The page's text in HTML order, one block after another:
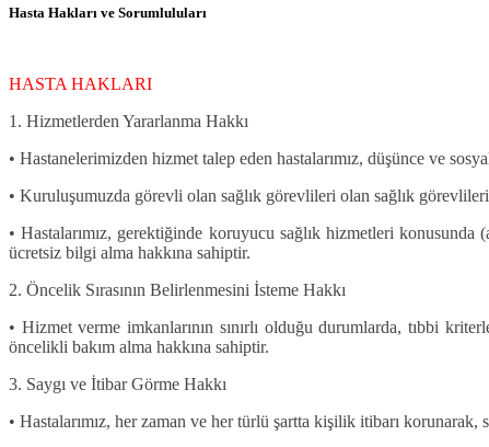
Hasta Hakları ve Sorumluluları
HASTA HAKLARI
1. Hizmetlerden Yararlanma Hakkı
• Hastanelerimizden hizmet talep eden hastalarımız, düşünce ve
• Kuruluşumuzda görevli olan sağlık görevlileri olan sağlık
• Hastalarımız, gerektiğinde koruyucu sağlık hizmetleri konusunda
ücretsiz bilgi alma hakkına sahiptir.
2. Öncelik Sırasının Belirlenmesini İsteme Hakkı
• Hizmet verme imkanlarının sınırlı olduğu durumlarda, tıbbi
öncelikli bakım alma hakkına sahiptir.
3. Saygı ve İtibar Görme Hakkı
• Hastalarımız, her zaman ve her türlü şartta kişilik itibarı